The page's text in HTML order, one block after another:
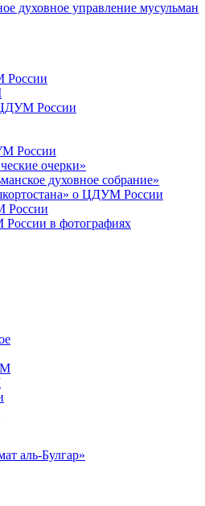
духовное управление мусульман
России
России
очерки»
духовное собрание»
о ЦДУМ России
России
в фотографиях
аль-Булгар»